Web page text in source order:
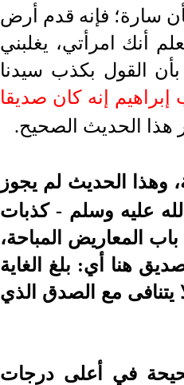
سارة؛ فإنه قدم أرض
أنك امرأتي، يغلبني
القول بكذب سيدنا
إبراهيم إنه كان صديقا
هذا الحديث الصحيح.
الحديث لم يجوز
عليه وسلم - كذبات
باب المعاريض المباحة،
هنا أي: بلغ الغاية
يتنافى مع الصدق الذي
في أعلى درجات